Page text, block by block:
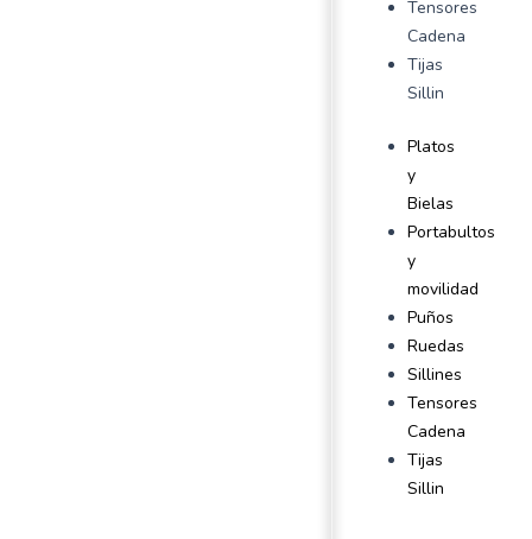
Tensores
Cadena
Tijas
Sillin
Platos
y
Bielas
Portabultos
y
movilidad
Puños
Ruedas
Sillines
Tensores
Cadena
Tijas
Sillin